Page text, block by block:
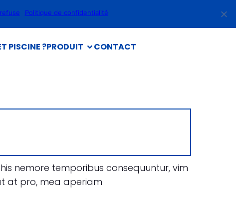
PISCINE ?PRODUIT CONTACT
nemore temporibus consequuntur, vim
at pro, mea aperiam
Politique de confidentialité